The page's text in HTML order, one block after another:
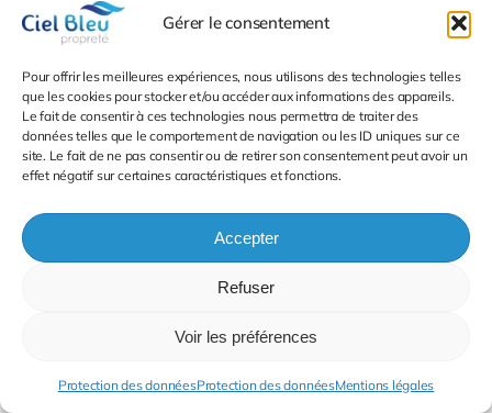
Gérer le consentement
Pour offrir les meilleures expériences, nous utilisons des technologies telles
que les cookies pour stocker et/ou accéder aux informations des appareils.
Le fait de consentir à ces technologies nous permettra de traiter des
données telles que le comportement de navigation ou les ID uniques sur ce
site. Le fait de ne pas consentir ou de retirer son consentement peut avoir un
effet négatif sur certaines caractéristiques et fonctions.
Accepter
Refuser
Voir les préférences
Protection des donnéesProtection des donnéesMentions légales
Pourquoi choisir Ciel Bleu pour le lavage des
vitres Ile de France – nettoyage des vitrines ?
FAQ : Question
fréquentes sur le
Lavage vitres Ile de
France et vitrines